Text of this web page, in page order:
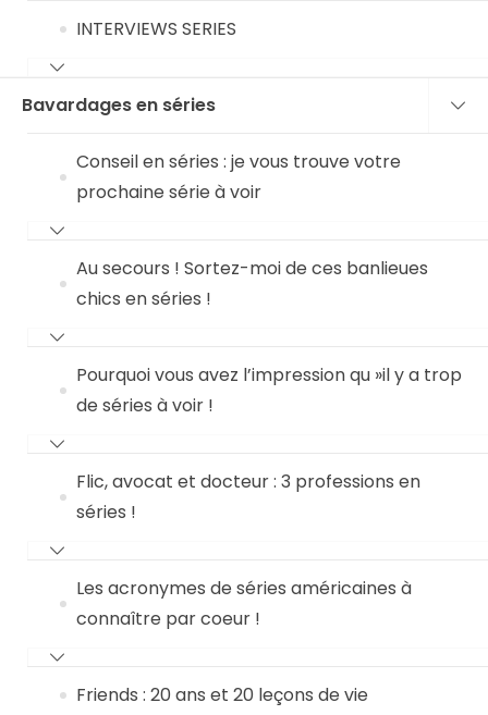
INTERVIEWS SERIES
Bavardages en séries
Conseil en séries : je vous trouve votre
prochaine série à voir
Au secours ! Sortez-moi de ces banlieues
chics en séries !
Pourquoi vous avez l’impression qu »il y a trop
de séries à voir !
Flic, avocat et docteur : 3 professions en
séries !
Les acronymes de séries américaines à
connaître par coeur !
Friends : 20 ans et 20 leçons de vie